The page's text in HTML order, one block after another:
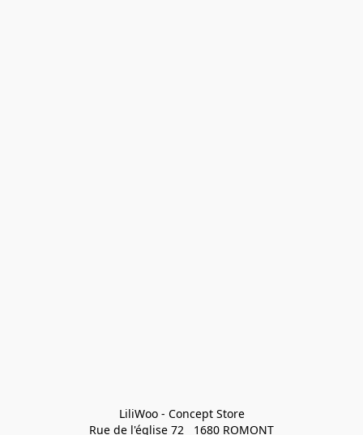
LiliWoo - Concept Store
Rue de l'église 72   1680 ROMONT